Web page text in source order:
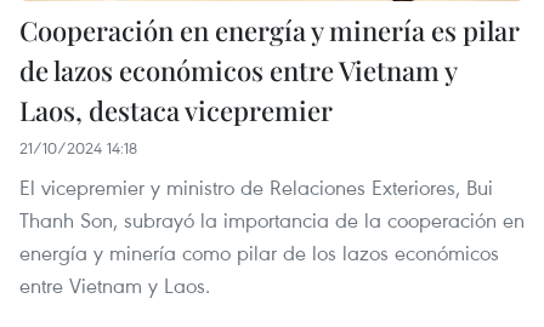
Cooperación en energía y minería es pilar
de lazos económicos entre Vietnam y
Laos, destaca vicepremier
21/10/2024 14:18
El vicepremier y ministro de Relaciones Exteriores, Bui
Thanh Son, subrayó la importancia de la cooperación en
energía y minería como pilar de los lazos económicos
entre Vietnam y Laos.